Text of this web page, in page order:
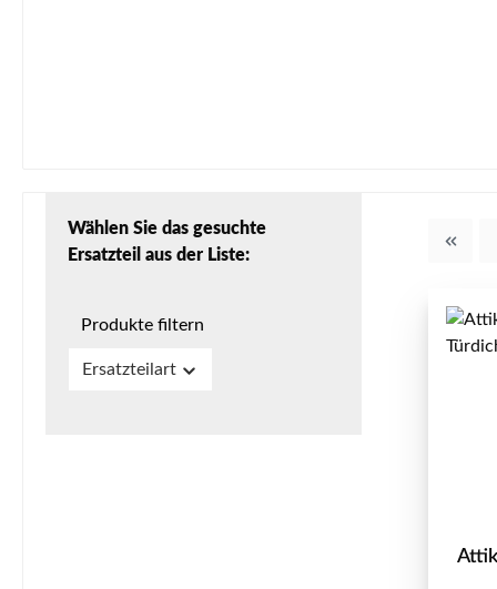
Wählen Sie das gesuchte
Ersatzteil aus der Liste:
Produkte filtern
Ersatzteilart